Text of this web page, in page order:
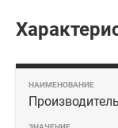
Производитель